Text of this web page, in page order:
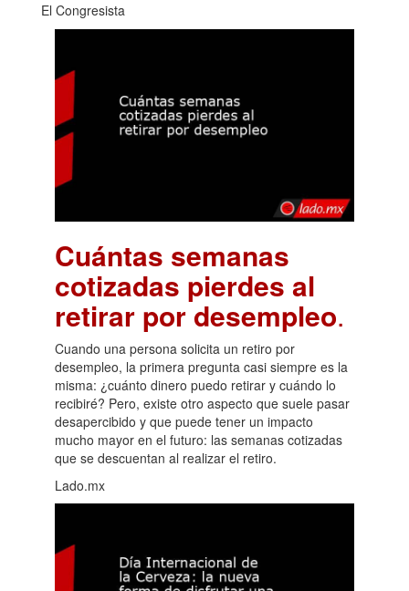
El Congresista
Cuántas semanas
cotizadas pierdes al
retirar por desempleo.
Cuando una persona solicita un retiro por
desempleo, la primera pregunta casi siempre es la
misma: ¿cuánto dinero puedo retirar y cuándo lo
recibiré? Pero, existe otro aspecto que suele pasar
desapercibido y que puede tener un impacto
mucho mayor en el futuro: las semanas cotizadas
que se descuentan al realizar el retiro.
Lado.mx